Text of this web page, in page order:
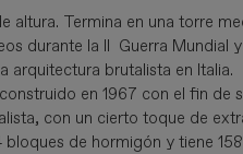
altura. Termina en una torre
durante la II Guerra Mundial
arquitectura brutalista en Italia.
en 1967 con el fin de
con un cierto toque de
de hormigón y tiene